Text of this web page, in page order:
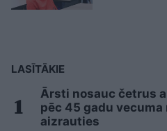
LASĪTĀKIE
Ārsti nosauc četrus
pēc 45 gadu
aizrauties